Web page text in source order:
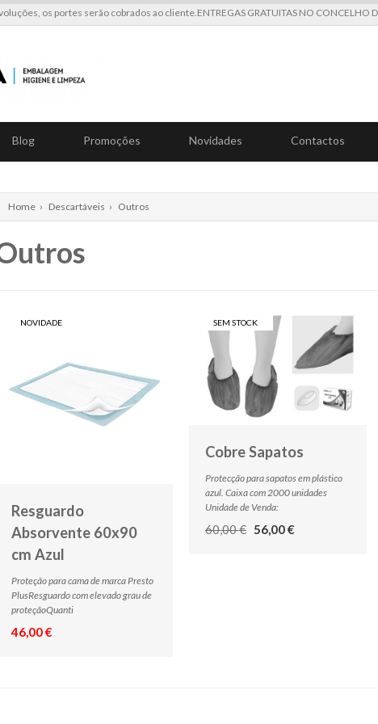
os portes serão cobrados ao cliente.ENTREGAS GRATUITAS NO CONCELHO
Blog Promoções Novidades Contactos
Home › Descartáveis › Outros
NOVIDADE
Resguardo
Absorvente 60x90
cm Azul
Proteção para cama de marca Presto
PlusResguardo com elevado grau de
proteçãoQuanti
46,00 €
SEM STOCK
Cobre Sapatos
Protecção para sapatos em plástico
azul. Caixa com 2000 unidades
Unidade de Venda:
60,00 € 56,00 €